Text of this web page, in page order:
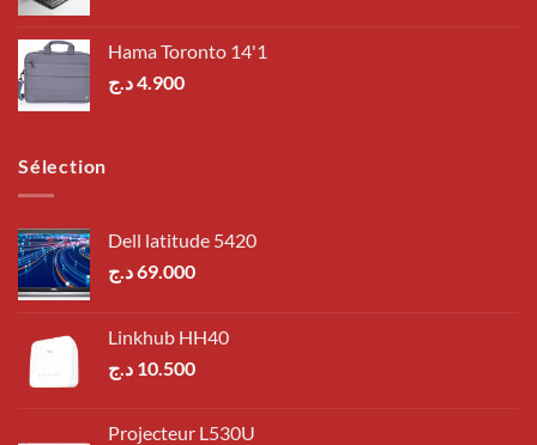
Hama Toronto 14'1
4.900د.ج
Sélection
Dell latitude 5420
69.000د.ج
Linkhub HH40
10.500 د.ج
Projecteur L530U